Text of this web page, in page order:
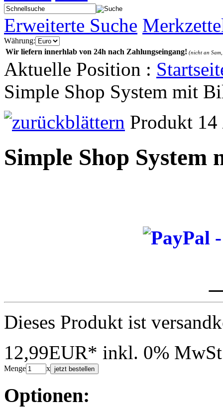
Erweiterte Suche
Währung:
Wir liefern innerhlab von 24h nach Zahlungseingang! (nicht an
Aktuelle Position :
Simple Shop System mit
Produkt
Simple Shop
Dieses Produkt ist
12,99EUR* inkl. 0%
Menge x jetzt bestellen
Optionen: